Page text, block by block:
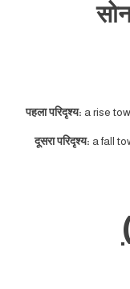
पहला परिदृश्य: a rise
दूसरा परिदृश्य: a fall